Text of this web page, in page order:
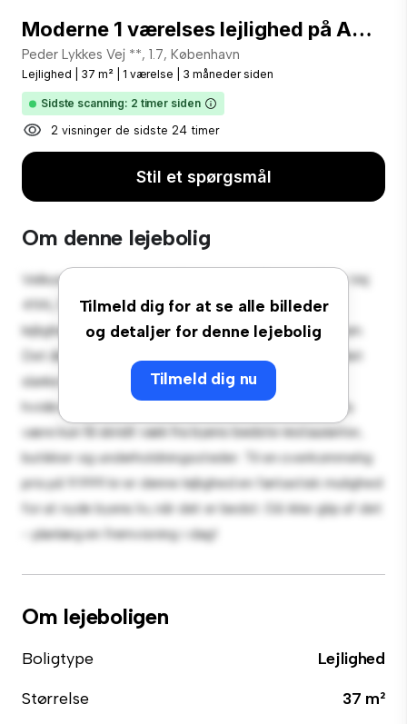
Moderne 1 værelses lejlighed på Amager
Peder Lykkes Vej **, 1.7, København
Lejlighed 37 m² 1 værelse 3 måneder siden
Sidste scanning: 2 timer siden
2 visninger de sidste 24 timer
Stil et spørgsmål
Om denne lejebolig
Tilmeld dig for at se alle billeder
og detaljer for denne lejebolig
Tilmeld dig nu
Velkommen til dit nye byferiested på Peder Lykkes Vej
49A, 1.7, København! Denne moderne 1-værelses
lejlighed tilbyder et stilfuldt og hyggeligt opholdsrum.
Det åbne koncept er perfekt til at underholde, og det
slanke køkken er udstyret med de bedste hårde
hvidevarer. Med sin førsteklasses beliggenhed vil du
være kun få skridt væk fra byens bedste restauranter,
butikker og underholdningssteder. Til en overkommelig
pris på 9.999 kr er denne lejlighed en fantastisk mulighed
for at nyde byens liv, når det er bedst. Gå ikke glip af det
- planlæg en fremvisning i dag!
Om lejeboligen
Boligtype
Lejlighed
Størrelse
37 m²